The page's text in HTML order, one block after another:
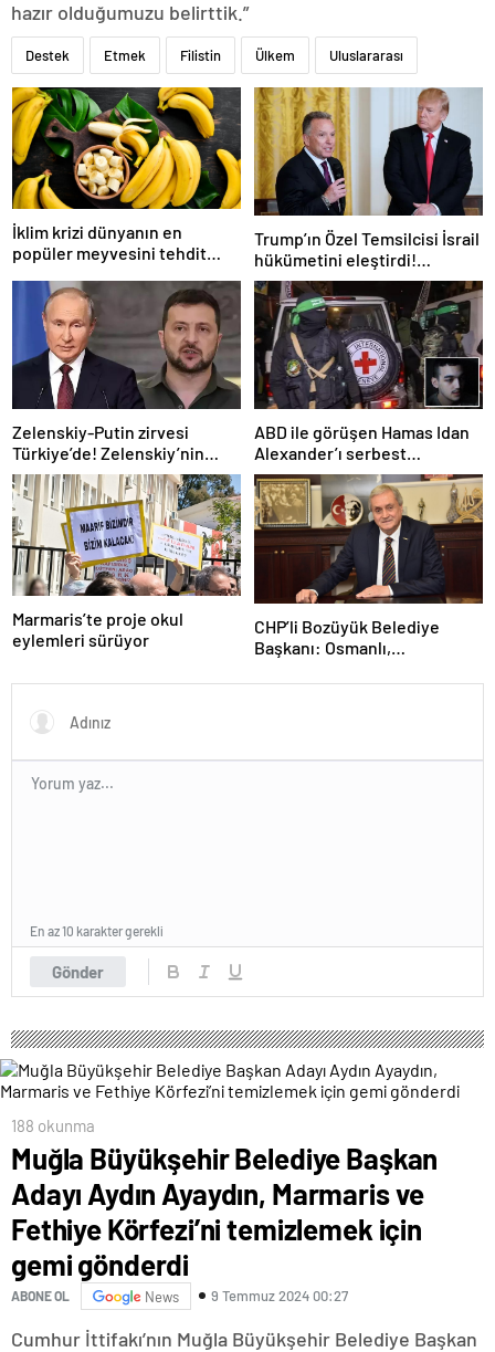
hazır olduğumuzu belirttik.”
Destek Etmek Filistin Ülkem Uluslararası
İklim krizi dünyanın en
popüler meyvesini tehdit
karşı karşıya
Trump’ın Özel Temsilcisi İsrail
hükümetini eleştirdi!
‘Gazze’deki savaşı uzatıyorlar’
Zelenskiy-Putin zirvesi
Türkiye’de! Zelenskiy’nin
çağrısı dünya basınında
ABD ile görüşen Hamas Idan
Alexander’ı serbest
bırakacak! Türkiye’ye
teşekkür…
Marmaris’te proje okul
eylemleri sürüyor
CHP’li Bozüyük Belediye
Başkanı: Osmanlı,
sattı
Gönder
En az 10 karakter gerekli
188 okunma
Muğla Büyükşehir Belediye Başkan
Adayı Aydın Ayaydın, Marmaris ve
Fethiye Körfezi’ni temizlemek için
gemi gönderdi
ABONE OL News 9 Temmuz 2024 00:27
Cumhur İttifakı’nın Muğla Büyükşehir Belediye Başkan